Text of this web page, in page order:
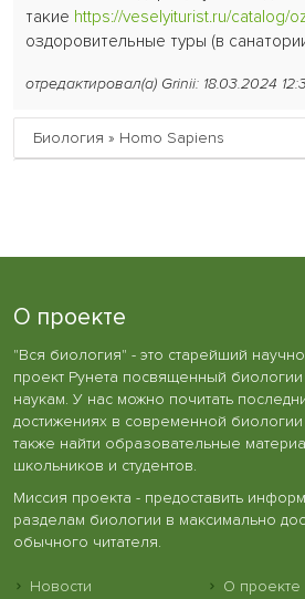
такие https://veselyiturist.ru/catalog/
оздоровительные туры (в
отредактировал(а) Grinii: 18.03.2024
О проекте
"Вся биология" - это старейший
проект Рунета посвященный
наукам. У нас можно почитать
достижениях в современной
также найти образовательные
школьников и студентов.
Миссия проекта - предоставить
разделам биологии в максимально
обычного читателя.
Новости О проекте